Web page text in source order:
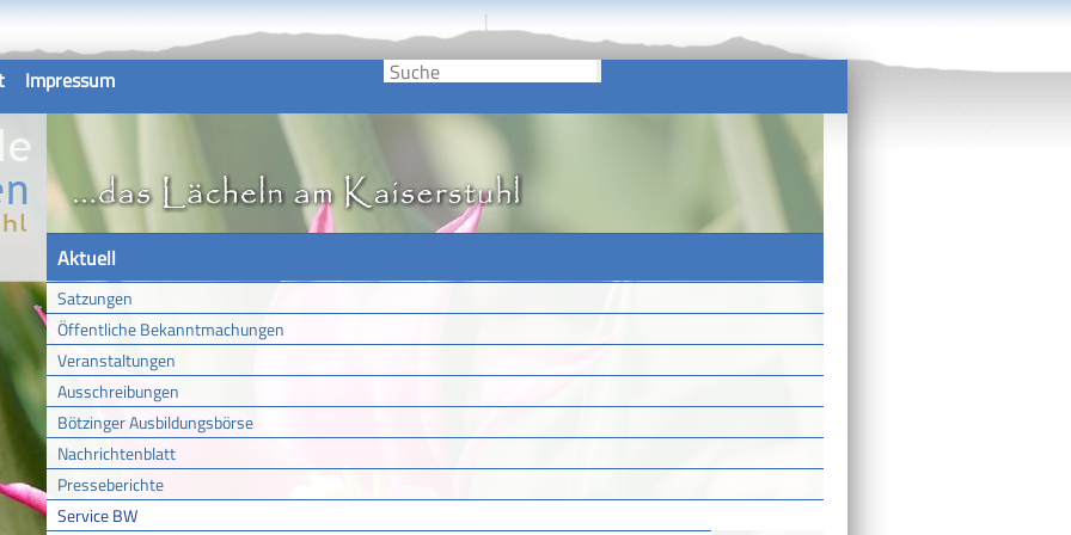
Impressum
Aktuell
Satzungen
Öffentliche Bekanntmachungen
Veranstaltungen
Ausschreibungen
Bötzinger Ausbildungsbörse
Nachrichtenblatt
Presseberichte
Service BW